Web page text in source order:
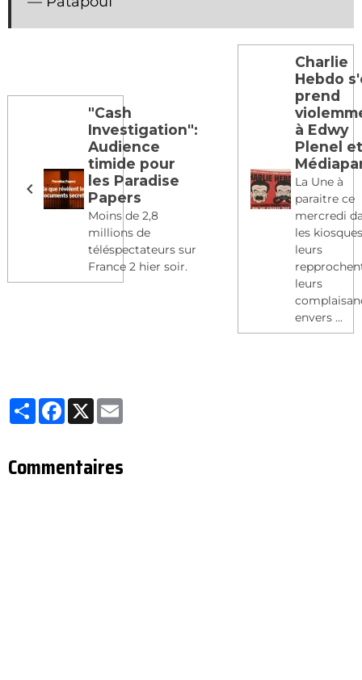
"Cash
Investigation":
Audience
timide pour
les Paradise
Papers
Moins de 2,8
millions de
téléspectateurs sur
France 2 hier soir.
Charlie
Hebdo
prend
à Edwy
Plenel
La Une à
paraitre ce
mercredi
les
leurs
leurs
envers ...
Partager
Facebook
X
Commentaires